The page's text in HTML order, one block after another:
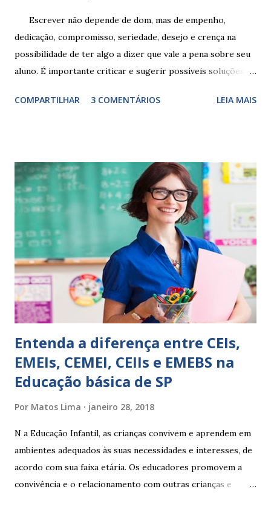
Escrever não depende de dom, mas de empenho,
dedicação, compromisso, seriedade, desejo e crença na
possibilidade de ter algo a dizer que vale a pena sobre seu
aluno. É importante criticar e sugerir possíveis soluções.
exercitação. E encontrar a melhor maneira de expressar o
sempre as intervenções feitas para ações apresentadas,
isso ressalta trabalho. SUGESTÕES DE PALAVRAS E
EXPRESSÕES PARA USO EM RELATÓRIOS Você pensa Você
escreve O aluno não sabe O aluno não adquiriu os
conceitos, está em fase de aprendizado. Não tem limites
Apresenta dificuldades de auto-regulação, pois… É nervoso
Ainda não desenvolveu habilidades para convívio no
ambiente...
COMPARTILHAR 3 COMENTÁRIOS LEIA MAIS
Entenda a diferença entre CEIs,
EMEIs, CEMEI, CEIIs e EMEBS na
Educação básica de SP
Por Matos Lima janeiro 28, 2018
N a Educação Infantil, as crianças convivem e aprendem em
ambientes adequados às suas necessidades e interesses, de
acordo com sua faixa etária. Os educadores promovem a
convivência e o relacionamento com outras crianças e